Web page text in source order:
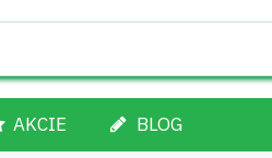
AKCIE BLOG